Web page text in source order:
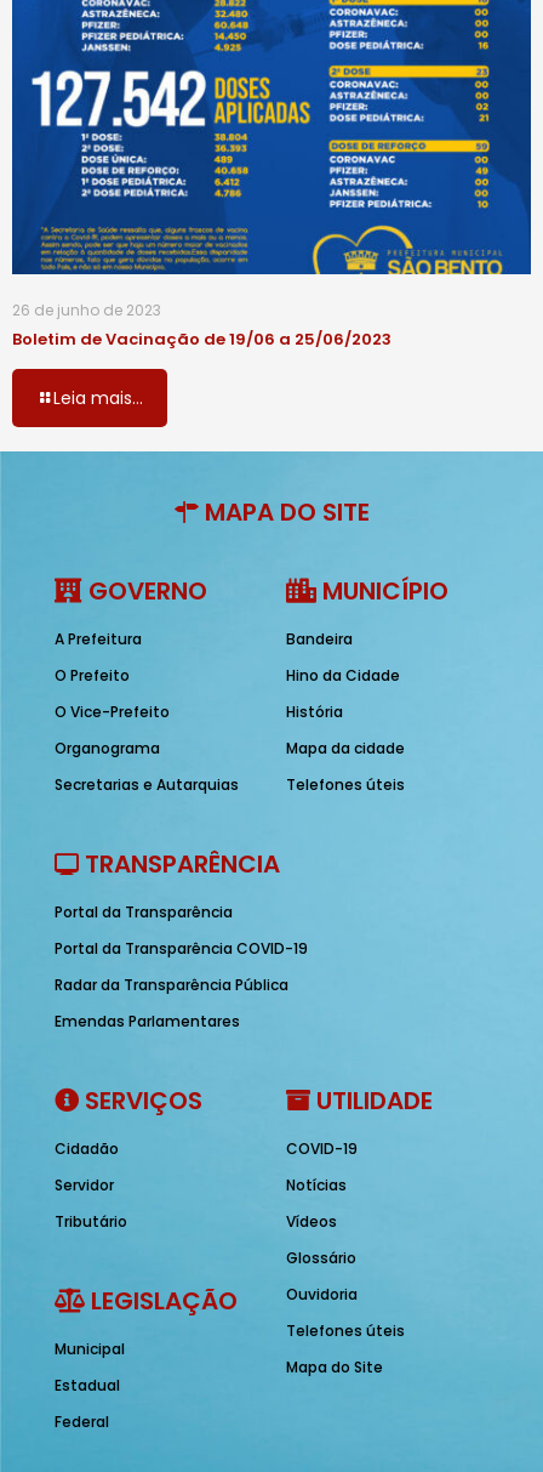
26 de junho de 2023
Boletim de Vacinação de 19/06 a 25/06/2023
Leia mais...
MAPA DO SITE
GOVERNO
A Prefeitura
O Prefeito
O Vice-Prefeito
Organograma
Secretarias e Autarquias
MUNICÍPIO
Bandeira
Hino da Cidade
História
Mapa da cidade
Telefones úteis
TRANSPARÊNCIA
Portal da Transparência
Portal da Transparência COVID-19
Radar da Transparência Pública
Emendas Parlamentares
SERVIÇOS
Cidadão
Servidor
Tributário
LEGISLAÇÃO
Municipal
Estadual
Federal
UTILIDADE
COVID-19
Notícias
Vídeos
Glossário
Ouvidoria
Telefones úteis
Mapa do Site